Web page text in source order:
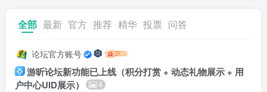
全部 最新 官方 推荐 精华 投票 问答
论坛官方账号
游昕论坛新功能已上线（积分打赏 + 动态礼物展示 + 用
户中心UID展示）
4